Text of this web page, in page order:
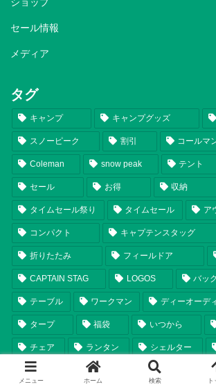
セール情報
メディア
タグ
キャンプ キャンプグッズ
スノーピーク 割引 コールマ
Coleman snow peak テント
セール お得 収納
タイムセール祭り タイムセール ア
コンパクト キャプテンスタッグ
折りたたみ フィールドア
CAPTAIN STAG LOGOS バッ
テーブル ワークマン ディーオーデ
タープ 福袋 いつから
チェア ランタン シェルター
まとめ テンマクデザイン
メニュー ホーム 検索